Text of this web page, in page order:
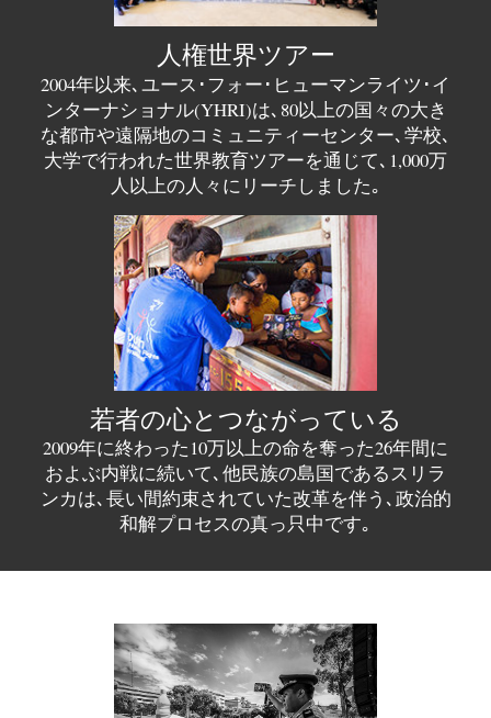
人権世界ツアー
2004年以来､ユース･フォー･ヒューマンライツ･イ
ンターナショナル(YHRI)は､80以上の国々の大き
な都市や遠隔地のコミュニティーセンター､学校､
大学で行われた世界教育ツアーを通じて､1,000万
人以上の人々にリーチしました｡
若者の心とつながっている
2009年に終わった10万以上の命を奪った26年間に
およぶ内戦に続いて､他民族の島国であるスリラ
ンカは､長い間約束されていた改革を伴う､政治的
和解プロセスの真っ只中です｡